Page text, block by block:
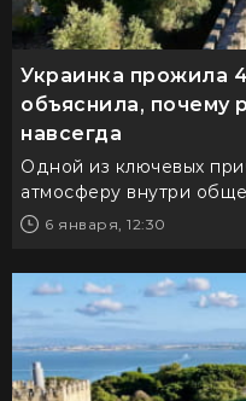
Украинка прожила
объяснила, почему
навсегда
Одной из ключевых
атмосферу внутри
6 января, 12:30